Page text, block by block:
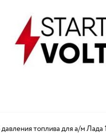
давления топлива для а/м Лада